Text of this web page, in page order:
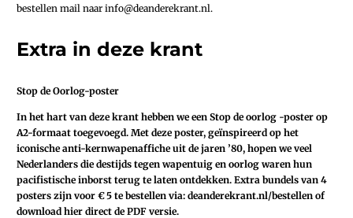
bestellen mail naar info@deanderekrant.nl.
Extra in deze krant
Stop de Oorlog-poster
In het hart van deze krant hebben we een Stop de oorlog -poster op
A2-formaat toegevoegd. Met deze poster, geïnspireerd op het
iconische anti-kernwapenaffiche uit de jaren ’80, hopen we veel
Nederlanders die destijds tegen wapentuig en oorlog waren hun
pacifistische inborst terug te laten ontdekken. Extra bundels van 4
posters zijn voor € 5 te bestellen via: deanderekrant.nl/bestellen of
download hier direct de PDF versie.